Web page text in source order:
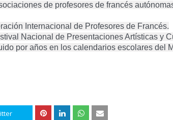
de profesores de francés
Internacional de Profesores de Francés.
Nacional de Presentaciones Artísticas y
por años en los calendarios escolares del